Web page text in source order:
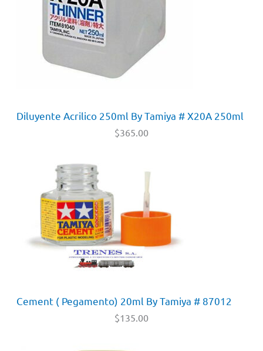
Diluyente Acrilico 250ml By Tamiya # X20A 250ml
$365.00
Cement ( Pegamento) 20ml By Tamiya # 87012
$135.00